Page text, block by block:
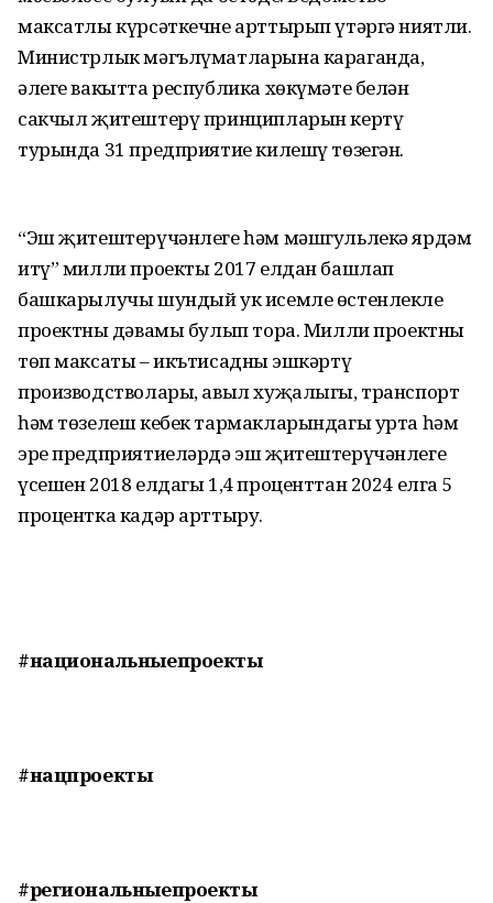
максатлы күрсәткечне арттырып үтәргә ниятли.
Министрлык мәгълүматларына караганда,
әлеге вакытта республика хөкүмәте белән
сакчыл җитештерү принципларын кертү
турында 31 предприятие килешү төзегән.
“Эш җитештерүчәнлеге һәм мәшгульлекә ярдәм
итү” милли проекты 2017 елдан башлап
башкарылучы шундый ук исемле өстенлекле
проектның дәвамы булып тора. Милли проектның
төп максаты – икътисадның эшкәртү
производстволары, авыл хуҗалыгы, транспорт
һәм төзелеш кебек тармакларындагы урта һәм
эре предприятиеләрдә эш җитештерүчәнлеге
үсешен 2018 елдагы 1,4 проценттан 2024 елга 5
процентка кадәр арттыру.
#национальныепроекты
#нацпроекты
#региональныепроекты